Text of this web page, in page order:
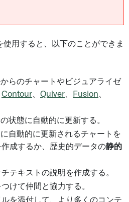
用すると、以下のことができま
らのチャートやビジュアライゼ
Contour Quiver Fusion
状態に自動的に更新する。
自動的に更新されるチャートを
作成するか、歴史的データの静的
テキストの説明を作成する。
けて仲間と協力する。
を添付して、より多くのコンテ